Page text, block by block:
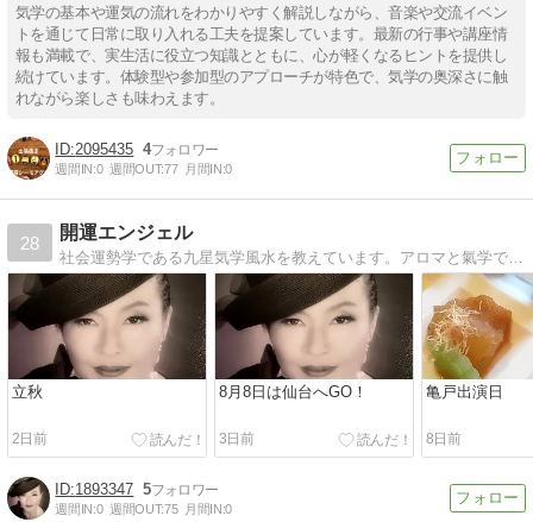
気学の基本や運気の流れをわかりやすく解説しながら、音楽や交流イベン
トを通じて日常に取り入れる工夫を提案しています。最新の行事や講座情
報も満載で、実生活に役立つ知識とともに、心が軽くなるヒントを提供し
続けています。体験型や参加型のアプローチが特色で、気学の奥深さに触
れながら楽しさも味わえます。
2095435 4
週間IN:0 週間OUT:77 月間IN:0
28
開運エンジェル
社会運勢学である九星気学風水を教えています。アロマと氣学でBe Happy！愛猫みみたんとの暮らしも更新中！
立秋
2日前
8月8日は仙台へGO！
3日前
亀戸出演日
8日前
1893347 5
週間IN:0 週間OUT:75 月間IN:0